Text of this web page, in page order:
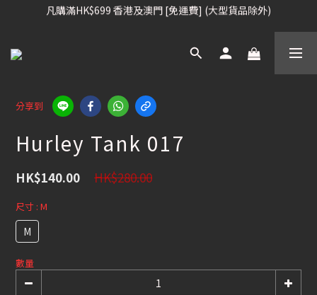
凡購滿HK$699 香港及澳門 [免運費] (大型貨品除外)
凡購滿HK$699 香港及澳門 [免運費] (大型貨品除外)
凡購滿HK$699 香港及澳門 [免運費] (大型貨品除外)
分享到
Hurley Tank 017
HK$280.00
HK$140.00
尺寸 : M
M
數量